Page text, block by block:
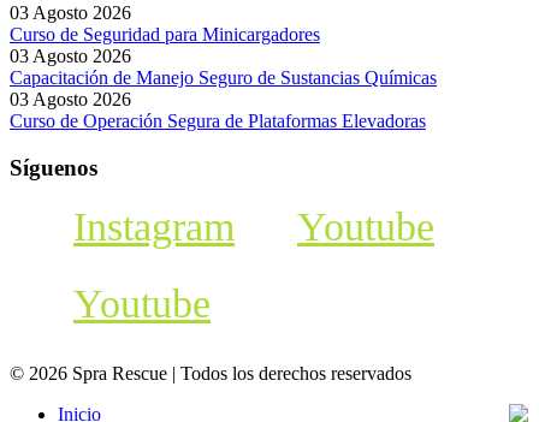
03 Agosto 2026
Curso de Seguridad para Minicargadores
03 Agosto 2026
Capacitación de Manejo Seguro de Sustancias Químicas
03 Agosto 2026
Curso de Operación Segura de Plataformas Elevadoras
Síguenos
Instagram
Youtube
Youtube
© 2026 Spra Rescue | Todos los derechos reservados
Inicio